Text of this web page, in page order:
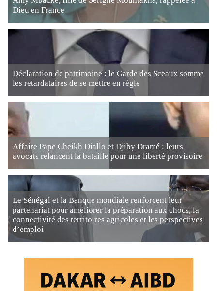
Dieu en France
Déclaration de patrimoine : le Garde des Sceaux somme
les retardataires de se mettre en règle
Affaire Pape Cheikh Diallo et Djiby Dramé : leurs
avocats relancent la bataille pour une liberté provisoire
Le Sénégal et la Banque mondiale renforcent leur
partenariat pour améliorer la préparation aux chocs, la
connectivité des territoires agricoles et les perspectives
d’emploi